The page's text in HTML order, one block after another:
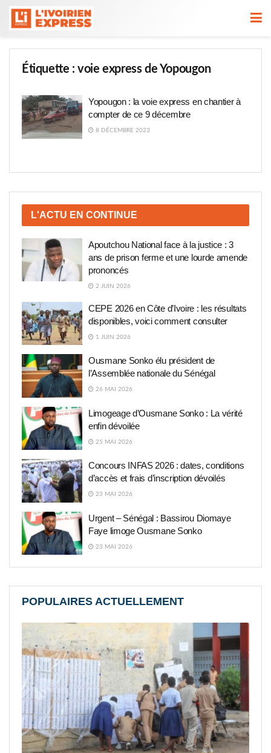
Étiquette :voie express de Yopougon
Yopougon : la voie express en chantier à
compter de ce 9 décembre
8 DÉCEMBRE 2023
L'ACTU EN CONTINUE
Apoutchou National face à la justice : 3
ans de prison ferme et une lourde amende
prononcés
2 JUIN 2026
CEPE 2026 en Côte d’Ivoire : les résultats
disponibles, voici comment consulter
1 JUIN 2026
Ousmane Sonko élu président de
l’Assemblée nationale du Sénégal
26 MAI 2026
Limogeage d’Ousmane Sonko : La vérité
enfin dévoilée
25 MAI 2026
Concours INFAS 2026 : dates, conditions
d’accès et frais d’inscription dévoilés
23 MAI 2026
Urgent – Sénégal : Bassirou Diomaye
Faye limoge Ousmane Sonko
23 MAI 2026
POPULAIRES ACTUELLEMENT